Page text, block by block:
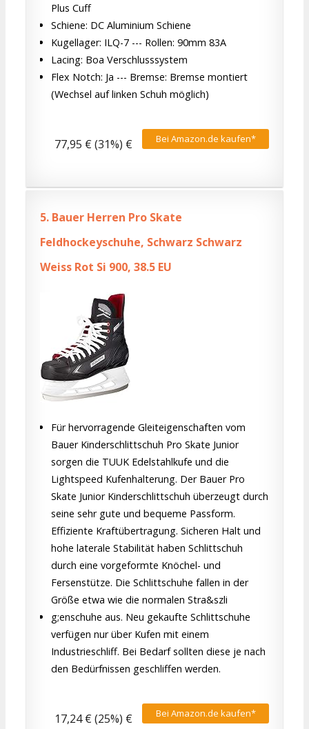
Plus Cuff
Schiene: DC Aluminium Schiene
Kugellager: ILQ-7 --- Rollen: 90mm 83A
Lacing: Boa Verschlusssystem
Flex Notch: Ja --- Bremse: Bremse montiert
(Wechsel auf linken Schuh möglich)
Bei Amazon.de kaufen*
77,95 € (31%) €
5. Bauer Herren Pro Skate
Feldhockeyschuhe, Schwarz Schwarz
Weiss Rot Si 900, 38.5 EU
Für hervorragende Gleiteigenschaften vom
Bauer Kinderschlittschuh Pro Skate Junior
sorgen die TUUK Edelstahlkufe und die
Lightspeed Kufenhalterung. Der Bauer Pro
Skate Junior Kinderschlittschuh überzeugt durch
seine sehr gute und bequeme Passform.
Effiziente Kraftübertragung. Sicheren Halt und
hohe laterale Stabilität haben Schlittschuh
durch eine vorgeformte Knöchel- und
Fersenstütze. Die Schlittschuhe fallen in der
Größe etwa wie die normalen Stra&szli
g;enschuhe aus. Neu gekaufte Schlittschuhe
verfügen nur über Kufen mit einem
Industrieschliff. Bei Bedarf sollten diese je nach
den Bedürfnissen geschliffen werden.
Bei Amazon.de kaufen*
17,24 € (25%) €